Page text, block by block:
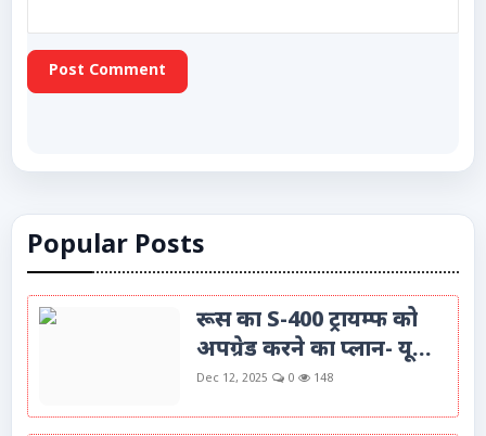
Post Comment
Popular Posts
रूस का S-400 ट्रायम्फ को
अपग्रेड करने का प्लान- यू...
Dec 12, 2025 0 148